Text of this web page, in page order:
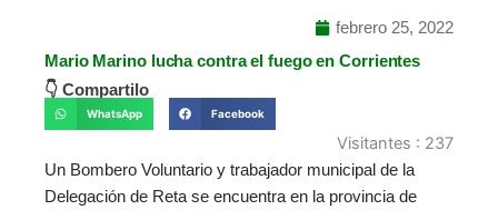
Mario Marino lucha contra el fuego en Corrientes
👇 Compartilo
WhatsApp Facebook
febrero 25, 2022
Visitantes : 237
Un Bombero Voluntario y trabajador municipal de la
Delegación de Reta se encuentra en la provincia de